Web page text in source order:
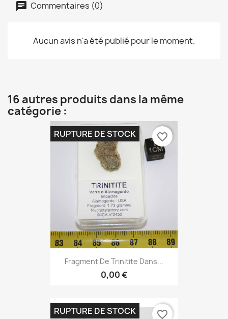
Commentaires (0)
Aucun avis n'a été publié pour le moment.
16 autres produits dans la même
catégorie :
Fragment De Trinitite Dans...
0,00 €
RUPTURE DE STOCK favorite_border
RUPTURE DE STOCK favorite_border